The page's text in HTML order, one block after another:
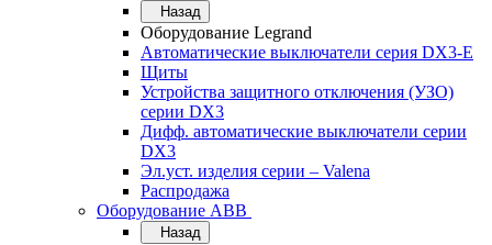
Назад
Оборудование Legrand
Автоматические выключатели серия DX3-E
Щиты
Устройства защитного отключения (УЗО)
серии DX3
Дифф. автоматические выключатели серии
DX3
Эл.уст. изделия серии – Valena
Распродажа
Оборудование АВВ
Назад